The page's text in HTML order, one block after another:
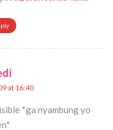
at 16:40
*ga nyambung yo